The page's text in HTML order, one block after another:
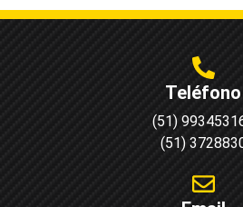
Teléfono
(51)
(51)